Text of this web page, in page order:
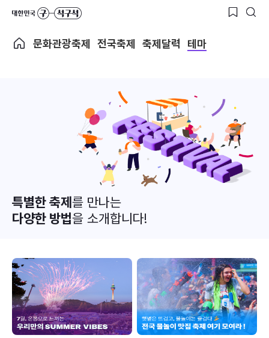
문화관광축제 전국축제 축제달력 테마
특별한 축제를 만나는
다양한 방법을 소개합니다!